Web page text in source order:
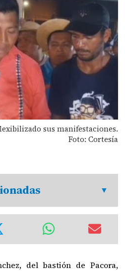
sus manifestaciones.
Foto: Cortesía
del bastión de Pacora,